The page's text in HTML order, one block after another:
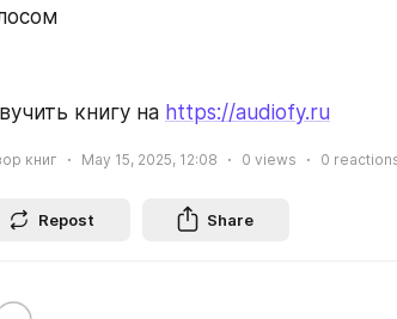
книгу на https://audiofy.ru
книг May 15, 2025, 12:08 0 views 0
Repost Share